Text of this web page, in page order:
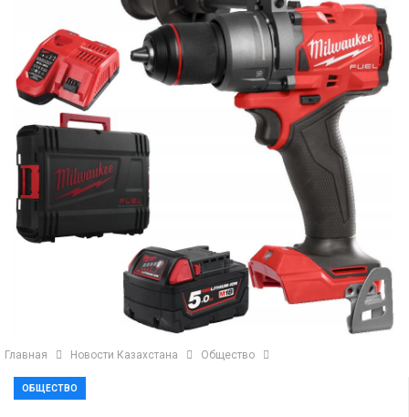
Главная Новости Казахстана Общество
ОБЩЕСТВО